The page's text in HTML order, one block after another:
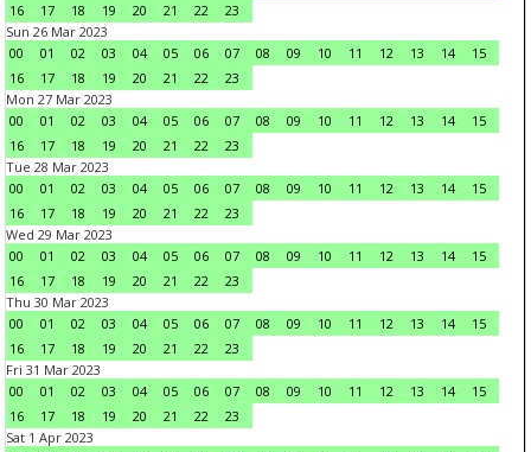
16
17 18 19 20 21 22
23
Sun 26 Mar 2023
00
01 02 03 04 05 06 07 08 09 10 11 12 13 14
15
16
17 18 19 20 21 22
23
Mon 27 Mar 2023
00
01 02 03 04 05 06 07 08 09 10 11 12 13 14
15
16
17 18 19 20 21 22
23
Tue 28 Mar 2023
00
01 02 03 04 05 06 07 08 09 10 11 12 13 14
15
16
17 18 19 20 21 22
23
Wed 29 Mar 2023
00
01 02 03 04 05 06 07 08 09 10 11 12 13 14
15
16
17 18 19 20 21 22
23
Thu 30 Mar 2023
00
01 02 03 04 05 06 07 08 09 10 11 12 13 14
15
16
17 18 19 20 21 22
23
Fri 31 Mar 2023
00
01 02 03 04 05 06 07 08 09 10 11 12 13 14
15
16
17 18 19 20 21 22
23
Sat 1 Apr 2023